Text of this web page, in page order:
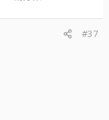
#37